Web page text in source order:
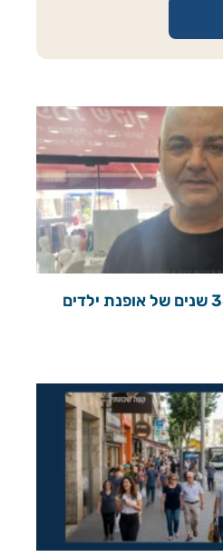
הכירו את "שקוף" — 35 שנים של אופנת ילדים